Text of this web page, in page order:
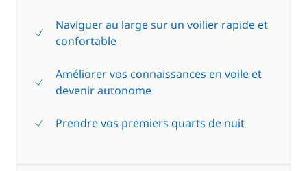
Naviguer au large sur un voilier rapide et
confortable
Améliorer vos connaissances en voile et
devenir autonome
Prendre vos premiers quarts de nuit